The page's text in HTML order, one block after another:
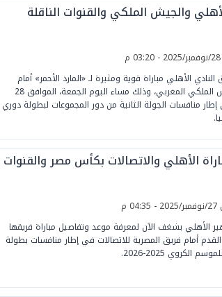
والجيش الملكي والقنوات الناقلة
الأهلي مباراة قوية ومثيرة لـ «المارد الأحمر» أمام
فريق الجيش الملكي المغربي، وذلك مساء اليوم الجمعة، الموافق 28
منافسات الجولة الثانية من دور المجموعات لبطولة دوري
الأهلي والاتصالات بكأس مصر والقنوات
م
الأهلي بشغف الآن لمعرفة موعد وتفاصيل مباراة فريقها
أمام فريق المصرية للاتصالات في إطار منافسات بطولة
الكروي 2025-2026.